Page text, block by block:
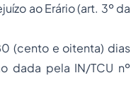
ao Erário (art. 3º da
(cento e oitenta) dias
dada pela IN/TCU nº